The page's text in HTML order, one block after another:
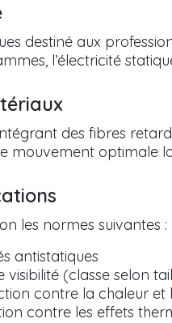
destiné aux
l’électricité
des fibres
mouvement optimale
les normes suivantes :
antistatiques
visibilité (classe selon
contre la chaleur et
contre les effets